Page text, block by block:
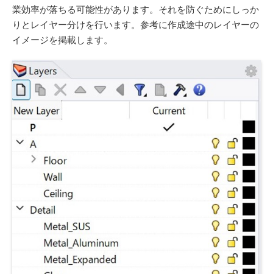
業効率が落ちる可能性があります。それを防ぐためにしっか
りとレイヤー分けを行います。参考に作成途中のレイヤーの
イメージを掲載します。